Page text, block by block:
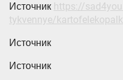
Источник https://
tykvennye/
Источник
Источник